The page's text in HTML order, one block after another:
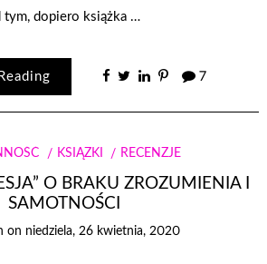
tym, dopiero książka …
7
KSIĄŻKI RECENZJE
O BRAKU ZROZUMIENIA I
SAMOTNOŚCI
on niedziela, 26 kwietnia, 2020